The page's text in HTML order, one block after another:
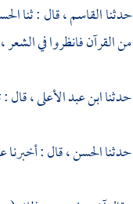
حدثناالقاسم، قال : ثنا
من القرآن فانظروا في
حدثناابن عبد الأعلى، قال :
حدثناالحسن، قال : أخبرنا